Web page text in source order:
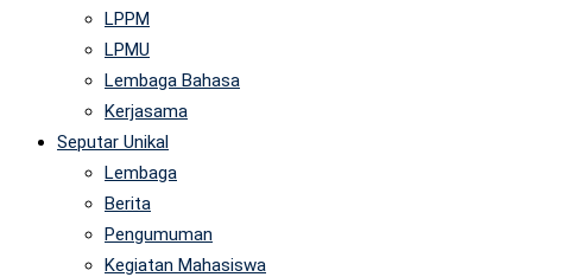
LPPM
LPMU
Lembaga Bahasa
Kerjasama
Seputar Unikal
Lembaga
Berita
Pengumuman
Kegiatan Mahasiswa